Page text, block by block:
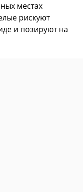
местах
рискуют
и позируют на